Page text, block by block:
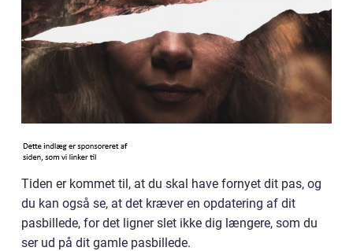
Tiden er kommet til, at du skal have fornyet dit pas, og
du kan også se, at det kræver en opdatering af dit
pasbillede, for det ligner slet ikke dig længere, som du
ser ud på dit gamle pasbillede.